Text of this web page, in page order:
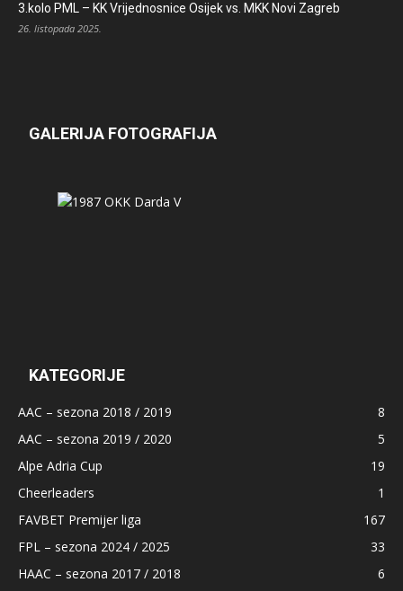
3.kolo PML – KK Vrijednosnice Osijek vs. MKK Novi Zagreb
26. listopada 2025.
GALERIJA FOTOGRAFIJA
KATEGORIJE
AAC – sezona 2018 / 2019
8
AAC – sezona 2019 / 2020
5
Alpe Adria Cup
19
Cheerleaders
1
FAVBET Premijer liga
167
FPL – sezona 2024 / 2025
33
HAAC – sezona 2017 / 2018
6